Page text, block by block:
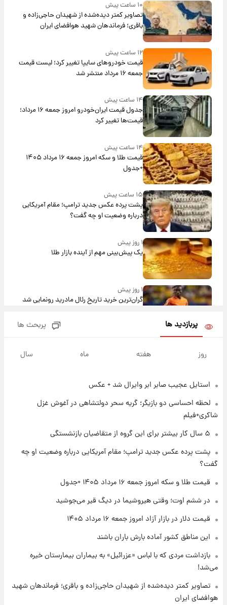
۱۰ ساعت پیش
تصاویر کمتر دیده‌شده از شهیدان حاجی‌زاده و
باقری؛ فرماندهان شهید هوافضای ایران
۱۲ ساعت پیش
قیمت خودروهای سایپا تغییر کرد؛ لیست قیمت
جمعه ۱۶ مرداد منتشر شد
۱۴ ساعت پیش
جدول قیمت ایران‌خودرو امروز جمعه ۱۶ مرداد؛
قیمت‌ها تغییر کرد
۱۴ ساعت پیش
قیمت طلا و سکه امروز جمعه ۱۶ مرداد ۱۴۰۵
+جدول
۱۵ ساعت پیش
پشت پرده عکس جدید ترامپ؛ مقام آمریکایی
درباره وضعیت او چه گفت؟
۱ روز پیش
یک پیش‌بینی مهم از آینده بازار طلا
۱ روز پیش
گران‌ترین خرید تاریخ رئال مادرید رونمایی شد
روزها پربارش‌تر خواهند بود؟
۱ روز پیش
شد؛ تیکدری، محبی و سرگیف با اعداد ویژه
۱ روز پیش
شد+فیلم
۱ روز پیش
امروز پنجشنبه ۱۵ مرداد ۱۴۰۵ +جدول
قیمت طلا و سکه امروز پنجشنبه ۱۵ مرداد ۱۴۰۵
شارژ جدید کالابرگ برای سه دهک؛ جزئیات اعلام
پربازدید ها پربحث ها
روز هفته ماه سال
استایل عجیب صابر ابر وایرال شد + عکس
لحظه احساسی دو بازیگر؛ گریه سحر دولتشاهی در آغوش غزل
شاکری+فیلم
۵ سال کار بیشتر برای این گروه از متقاضیان بازنشستگی
پشت پرده عکس جدید ترامپ؛ مقام آمریکایی درباره وضعیت او چه
گفت؟
قیمت طلا و سکه امروز جمعه ۱۶ مرداد ۱۴۰۵ +جدول
در ششم اوت؛ وقتی هیروشیما در دیگ قیر می‌جوشید
قیمت دلار در بازار آزاد امروز جمعه ۱۶ مرداد ۱۴۰۵
این مناطق کشور آماده بارش باران باشند
بازداشت مردی که با لباس «عزرائیل» به بیماران بیمارستان خیره
می‌شد!
تصاویر کمتر دیده‌شده از شهیدان حاجی‌زاده و باقری؛ فرماندهان شهید
هوافضای ایران